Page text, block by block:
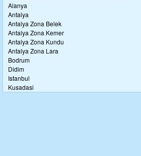
Alanya
Antalya
Antalya Zona Belek
Antalya Zona Kemer
Antalya Zona Kundu
Antalya Zona Lara
Bodrum
Didim
Istanbul
Kusadasi